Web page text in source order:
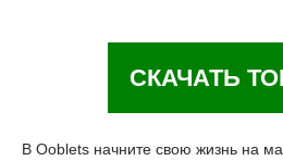
СКАЧАТЬ
В Ooblets начните свою жизнь на